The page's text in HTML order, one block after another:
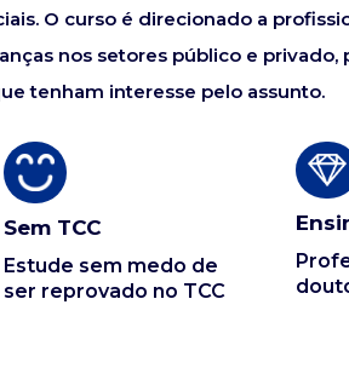
O curso é direcionado a
nos setores público e privado,
tenham interesse pelo assunto.
Sem TCC
Estude sem medo de
ser reprovado no TCC